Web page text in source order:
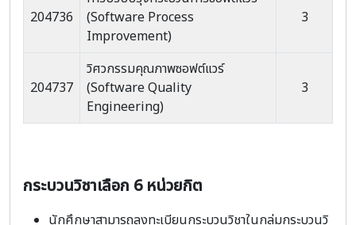
204736
(Software Process
Improvement)
3
204737
วิศวกรรมคุณภาพซอฟต์แวร์
(Software Quality
Engineering)
3
กระบวนวิชาเลือก 6 หน่วยกิต
นักศึกษาสามารถลงทะเบียนกระบวนวิชาในกลุ่มกระบวนวิ